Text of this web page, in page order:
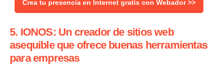
Crea tu presencia en Internet gratis con Webador >>
5. IONOS: Un creador de sitios web
asequible que ofrece buenas herramientas
para empresas